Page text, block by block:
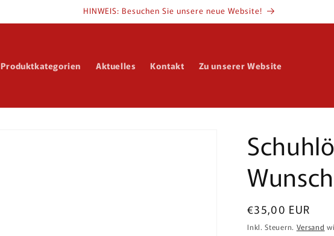
HINWEIS: Besuchen Sie unsere neue Website!
Produktkategorien Aktuelles Kontakt Zu unserer Website
Normaler
Preis
€35,00 EUR
Inkl. Steuern. Versand